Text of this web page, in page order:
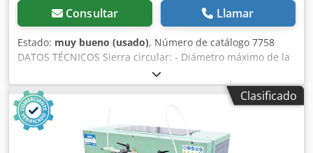
Consultar Llamar
Estado: muy bueno (usado), Número de catálogo 7758
DATOS TÉCNICOS Sierra circular: - Diámetro máximo de la
hoja: 350 mm - Eje: 30 mm - Eje bloqueable - Disco
ajustable delantero/trasero, arriba/abajo, ángulo -
Protección para el disco - Motor: 1,1 kW - Diámetro de boca
de aspiración: 80 mm Fresadora: - Eje de espigado -
Diámetro del eje: 40 mm - Altura útil del eje: 150 mm - Eje
bloqueable - Diámetro máximo de fresa: 350 mm - 2
Clasificado